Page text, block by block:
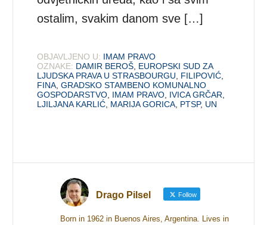
ostalim, svakim danom sve […]
OBJAVLJENO U: IMAM PRAVO
OZNAKE: DAMIR BEROŠ, EUROPSKI SUD ZA
LJUDSKA PRAVA U STRASBOURGU, FILIPOVIĆ,
FINA,GRADSKO STAMBENO KOMUNALNO
GOSPODARSTVO, IMAM PRAVO, IVICA GRČAR,
LJILJANA KARLIĆ, MARIJA GORICA, PTSP, UN
Drago Pilsel Follow
Born in 1962 in Buenos Aires, Argentina. Lives in